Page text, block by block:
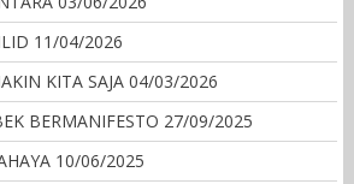
11/04/2026
KITA SAJA 04/03/2026
BERMANIFESTO 27/09/2025
10/06/2025